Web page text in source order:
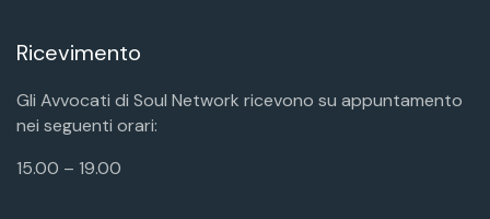
Ricevimento
Gli Avvocati di Soul Network ricevono su appuntamento
nei seguenti orari:
15.00 – 19.00